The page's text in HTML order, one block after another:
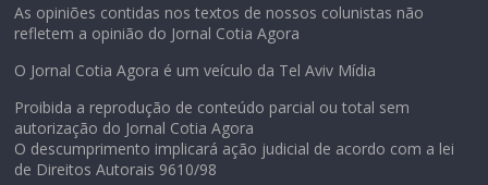
As opiniões contidas nos textos de nossos colunistas não
refletem a opinião do Jornal Cotia Agora
O Jornal Cotia Agora é um veículo da Tel Aviv Mídia
Proibida a reprodução de conteúdo parcial ou total sem
autorização do Jornal Cotia Agora
O descumprimento implicará ação judicial de acordo com a lei
de Direitos Autorais 9610/98